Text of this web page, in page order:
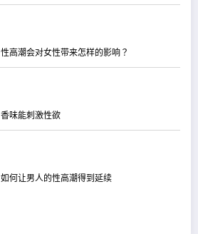
性高潮会对女性带来怎样的影响？
香味能刺激性欲
如何让男人的性高潮得到延续